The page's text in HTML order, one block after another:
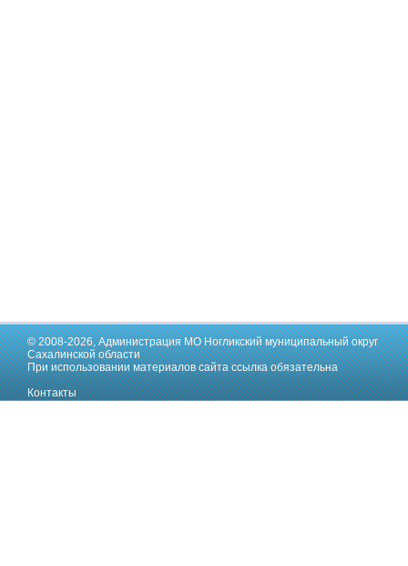
© 2008-2026,Администрация МО Ногликский муниципальный округ
Сахалинской области
При использовании материалов сайта ссылка обязательна
Контакты